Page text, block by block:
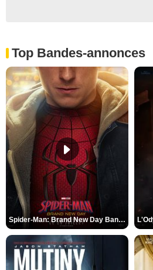
Top Bandes-annonces
Spider-Man: Brand New Day Bande-annonce VO STFR